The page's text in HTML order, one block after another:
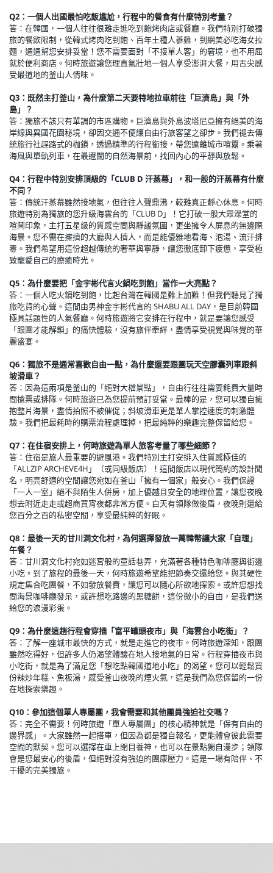
Q2：一個人出國最怕吃飯尷尬，行程中的餐食有什麼特別考量？
答：在韓國，一個人往往很難走進吃到飽烤肉店或餐廳。我們特別打破獨
旅的餐飲限制，從韓式烤肉吃到飽、百年土種人蔘雞，到網美必吃海女拉
麵，通通幫您安排妥當！您不需要面對「不接單人客」的窘境，也不用屈
就於便利商店。何時旅遊讓您理直氣壯地一個人享受澎湃大餐，用舌尖感
受最道地的釜山人情味。
Q3：既然主打釜山，為什麼第二天要特地拉車前往「巨濟島」與「外
島」？
答：獨旅不該只有單調的市區購物。巨濟島與外島波塔尼亞擁有絕美的海
岸線與異國花園秘境，卻因交通不便讓自由行旅客望之卻步。我們褪去傳
統旅行社趕路式的枷鎖，透過精準的行程銜接，帶您遠離城市喧囂。乘著
海風與單軌列車，在最遼闊的自然海景前，找回內心的平靜與放鬆。
Q4：行程中特別安排頂級的「CLUB D 汗蒸幕」，和一般的汗蒸幕有什麼
不同？
答：傳統汗蒸幕雖然接地氣，但往往人聲鼎沸，較難真正靜心休息。何時
旅遊特別為獨旅的您升級海雲台的「CLUB D」！它打破一般大眾澡堂的
喧鬧印象，主打五星級的質感空間與靜謐氛圍，更坐擁令人屏息的無邊際
海景。您不需在擁擠的大廳與人擠人，而是能優雅地看海、泡湯、流汗排
毒。我們希望用這份超越傳統的奢華與寧靜，讓您徹底卸下疲憊，享受極
致寵愛自己的療癒時光。
Q5：為什麼要把「金宇彬代言火鍋吃到飽」當作一大亮點？
答：一個人吃火鍋吃到飽，比起台灣在韓國是難上加難！但我們聽見了獨
旅吃貨的心聲。這間由男神金宇彬代言的 SHABU ALL DAY，是目前韓國
極具話題性的人氣餐廳。何時旅遊將它安排在行程中，就是要讓您感受
「跟團才能解鎖」的痛快體驗，沒有旅伴牽絆，盡情享受視覺與味覺的華
麗盛宴。
Q6：獨旅不是通常喜歡自由一點，為什麼還要跟團玩天空膠囊列車跟斜
坡滑車？
答：因為這兩項是釜山的「絕對大檔景點」，自由行往往需要耗費大量時
間搶票或排隊。何時旅遊已為您提前預訂妥當。最棒的是，您可以獨自擁
抱整片海景，盡情拍照不被催促；斜坡滑車更是單人掌控速度的刺激體
驗。我們把最耗時的購票流程處理掉，把最純粹的樂趣完整保留給您。
Q7：在住宿安排上，何時旅遊為單人旅客考量了哪些細節？
答：住宿是旅人最重要的避風港。我們特別主打安排入住質感極佳的
「ALLZIP ARCHEVE4H」（或同級飯店）！這間飯店以現代簡約的設計聞
名，明亮舒適的空間讓您宛如在釜山「擁有一個家」般安心。我們保證
「一人一室」絕不與陌生人併房，加上優越且安全的地理位置，讓您夜晚
想去附近走走或超商買宵夜都非常方便。白天有領隊做後盾，夜晚則還給
您百分之百的私密空間，享受最純粹的好眠。
Q8：最後一天的甘川洞文化村，為何選擇發放一萬韓幣讓大家「自理」
午餐？
答：甘川洞文化村宛如迷宮般的童話巷弄，充滿著各種特色咖啡廳與街邊
小吃。到了旅程的最後一天，何時旅遊希望能把節奏交還給您。與其硬性
規定集合吃團餐，不如發放餐費，讓您可以隨心所欲地探索。或許您想找
間海景咖啡廳發呆，或許想吃路邊的黑糖餅，這份微小的自由，是我們送
給您的浪漫彩蛋。
Q9：為什麼這趟行程會穿插「富平罐頭夜市」與「海雲台小吃街」？
答：了解一座城市最快的方式，就是走進它的夜市。何時旅遊深知，跟團
雖然吃得好，但許多人仍渴望體驗在地人接地氣的日常。行程穿插夜市與
小吃街，就是為了滿足您「想吃點韓國道地小吃」的渴望。您可以輕鬆買
份辣炒年糕、魚板湯，感受釜山夜晚的煙火氣，這是我們為您保留的一份
在地探索樂趣。
Q10：參加這個單人專屬團，我會需要和其他團員強迫社交嗎？
答：完全不需要！何時旅遊「單人專屬團」的核心精神就是「保有自由的
邊界感」。大家雖然一起搭車，但因為都是獨自報名，更能體會彼此需要
空間的默契。您可以選擇在車上閉目養神，也可以在景點獨自漫步；領隊
會是您最安心的後盾，但絕對沒有強迫的團康壓力。這是一場有陪伴、不
干擾的完美獨旅。